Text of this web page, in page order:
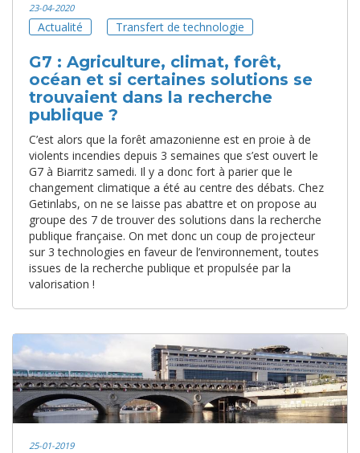
23-04-2020
Actualité Transfert de technologie
G7 : Agriculture, climat, forêt,
océan et si certaines solutions se
trouvaient dans la recherche
publique ?
C’est alors que la forêt amazonienne est en proie à de
violents incendies depuis 3 semaines que s’est ouvert le
G7 à Biarritz samedi. Il y a donc fort à parier que le
changement climatique a été au centre des débats. Chez
Getinlabs, on ne se laisse pas abattre et on propose au
groupe des 7 de trouver des solutions dans la recherche
publique française. On met donc un coup de projecteur
sur 3 technologies en faveur de l’environnement, toutes
issues de la recherche publique et propulsée par la
valorisation !
25-01-2019